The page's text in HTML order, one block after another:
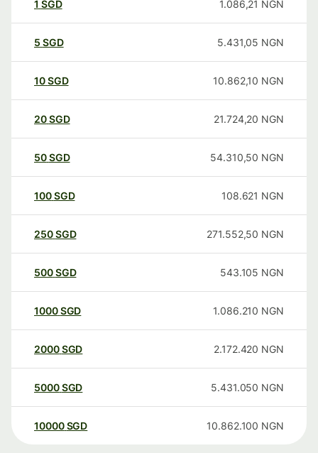
1 SGD 1.086,21 NGN
5 SGD 5.431,05 NGN
10SGD 10.862,10 NGN
20SGD 21.724,20 NGN
50SGD 54.310,50 NGN
100SGD 108.621 NGN
250SGD 271.552,50 NGN
500SGD 543.105 NGN
1000SGD 1.086.210 NGN
2000SGD 2.172.420 NGN
5000SGD 5.431.050 NGN
10000 SGD 10.862.100 NGN